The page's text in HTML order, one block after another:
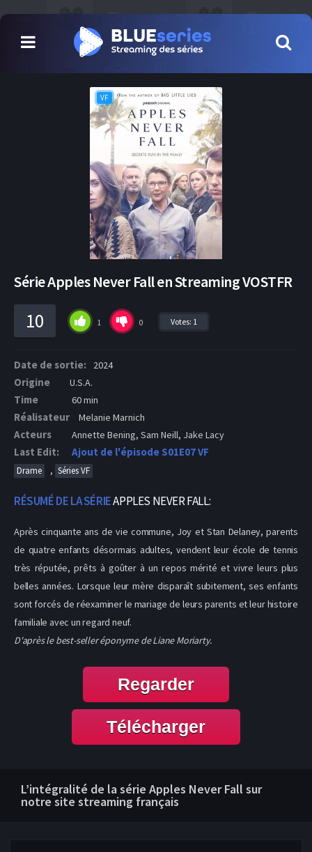
VF
Série Apples Never Fall en Streaming VOSTFR
10 1 0 Votes: 1
Date de sortie: 2024
Origine U.S.A.
Time 60 min
Réalisateur Melanie Marnich
Acteurs Annette Bening, Sam Neill, Jake Lacy
Last Edit: Ajout de l'épisode S01E07 VF
Drame , Séries VF
RÉSUMÉ DE LA SÉRIEAPPLES NEVER FALL:
Après cinquante ans de vie commune, Joy et Stan Delaney, parents
de quatre enfants désormais adultes, vendent leur école de tennis
très réputée, prêts à goûter à un repos mérité et vivre leurs plus
belles années. Lorsque leur mère disparaît subitement, ses enfants
sont forcés de réexaminer le mariage de leurs parents et leur histoire
familiale avec un regard neuf.
D'après le best-seller éponyme de Liane Moriarty.
Regarder
Télécharger
L’intégralité de la série Apples Never Fall sur
notre site streaming français